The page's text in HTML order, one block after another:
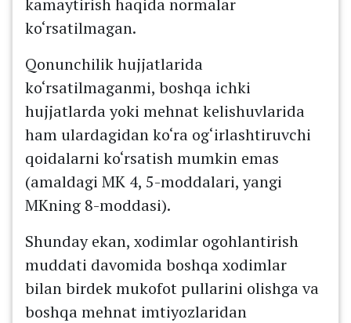
ko‘rsatilmagan.
Qonunchilik hujjatlarida
ko‘rsatilmaganmi, boshqa ichki
hujjatlarda yoki mehnat kelishuvlarida
ham ulardagidan ko‘ra og‘irlashtiruvchi
qoidalarni ko‘rsatish mumkin emas
(amaldagi MK 4, 5-moddalari, yangi
MKning 8-moddasi).
Shunday ekan, xodimlar ogohlantirish
muddati davomida boshqa xodimlar
bilan birdek mukofot pullarini olishga va
boshqa mehnat imtiyozlaridan